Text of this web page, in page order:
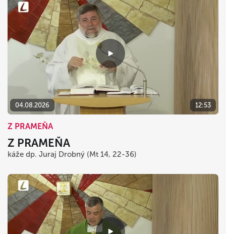
04.08.2026 12:53
Z PRAMEŇA
Z PRAMEŇA
káže dp. Juraj Drobný (Mt 14, 22-36)